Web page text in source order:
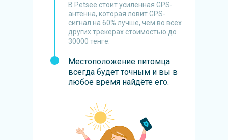
В Petsee стоит усиленная GPS-
антенна, которая ловит GPS-
сигнал на 60% лучше, чем во всех
других трекерах стоимостью до
30000 тенге.
Местоположение питомца
всегда будет точным и вы в
любое время найдёте его.